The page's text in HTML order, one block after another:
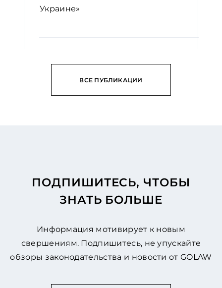
Украине»
ВСЕ ПУБЛИКАЦИИ
ПОДПИШИТЕСЬ, ЧТОБЫ
ЗНАТЬ БОЛЬШЕ
Информация мотивирует к новым
свершениям. Подпишитесь, не упускайте
обзоры законодательства и новости от GOLAW